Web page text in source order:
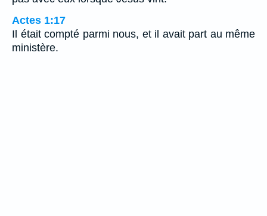
Actes 1:17
Il était compté parmi nous, et il avait part au même
ministère.